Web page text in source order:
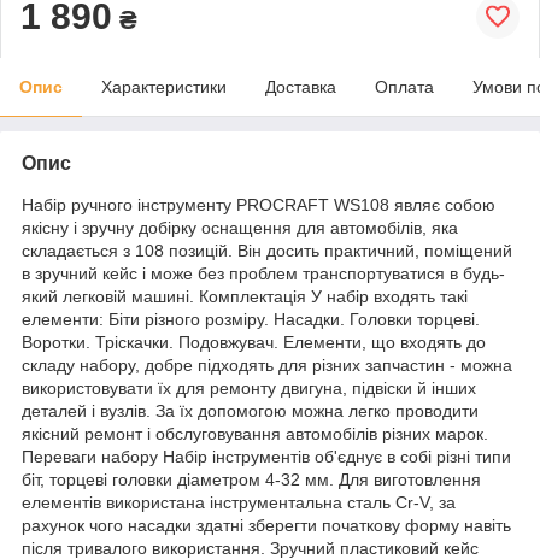
1 890 ₴
Опис Характеристики Доставка Оплата Умови
Опис
Набір ручного інструменту PROCRAFT WS108 являє собою
якісну і зручну добірку оснащення для автомобілів, яка
складається з 108 позицій. Він досить практичний, поміщений
в зручний кейс і може без проблем транспортуватися в будь-
який легковій машині. Комплектація У набір входять такі
елементи: Біти різного розміру. Насадки. Головки торцеві.
Воротки. Тріскачки. Подовжувач. Елементи, що входять до
складу набору, добре підходять для різних запчастин - можна
використовувати їх для ремонту двигуна, підвіски й інших
деталей і вузлів. За їх допомогою можна легко проводити
якісний ремонт і обслуговування автомобілів різних марок.
Переваги набору Набір інструментів об'єднує в собі різні типи
біт, торцеві головки діаметром 4-32 мм. Для виготовлення
елементів використана інструментальна сталь Cr-V, за
рахунок чого насадки здатні зберегти початкову форму навіть
після тривалого використання. Зручний пластиковий кейс